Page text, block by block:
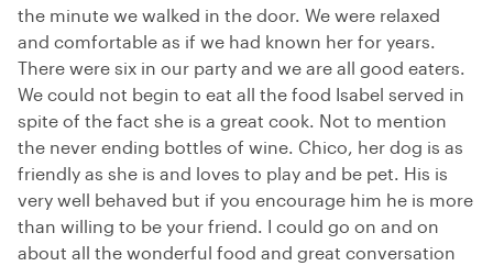
the minute we walked in the door. We were relaxed
and comfortable as if we had known her for years.
There were six in our party and we are all good eaters.
We could not begin to eat all the food Isabel served in
spite of the fact she is a great cook. Not to mention
the never ending bottles of wine. Chico, her dog is as
friendly as she is and loves to play and be pet. His is
very well behaved but if you encourage him he is more
than willing to be your friend. I could go on and on
about all the wonderful food and great conversation